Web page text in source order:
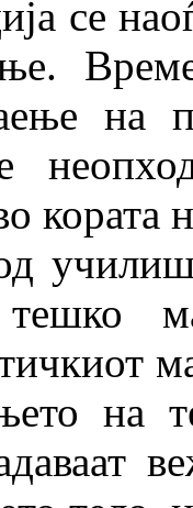
се
на
кората
тешко
на